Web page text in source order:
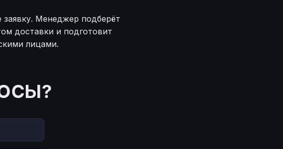
заявку. Менеджер подберёт
доставки и подготовит
лицами.